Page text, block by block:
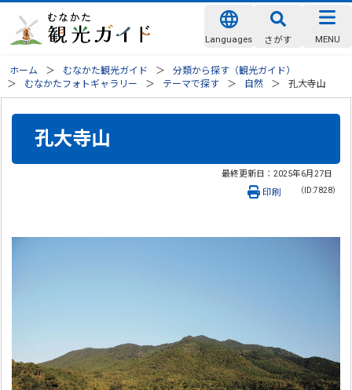
Languages さがす MENU
ホーム むなかた観光ガイド
分類から探す（観光ガイド）
むなかたフォトギャラリー
テーマで探す 自然 孔大寺山
孔大寺山
最終更新日： 2025年6月27日
（ID:7828）
印刷